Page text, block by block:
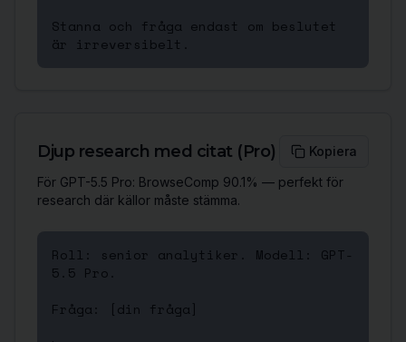
Stanna och fråga endast om beslutet
är irreversibelt.
Djup research med citat (Pro)
Kopiera
För GPT-5.5 Pro: BrowseComp 90.1% — perfekt för
research där källor måste stämma.
Roll: senior analytiker. Modell: GPT-
5.5 Pro.
Fråga: [din fråga]